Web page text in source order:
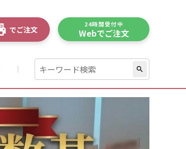
でご注文
24時間受付中
Webでご注文
search